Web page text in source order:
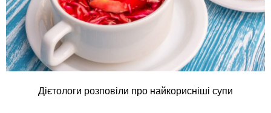
Дієтологи розповіли про найкорисніші супи